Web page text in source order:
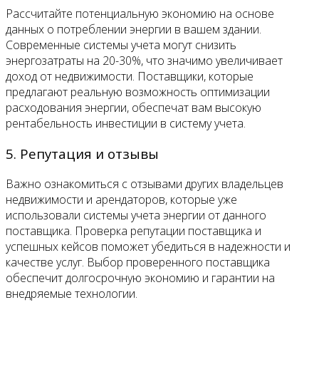
Рассчитайте потенциальную экономию на основе
данных о потреблении энергии в вашем здании.
Современные системы учета могут снизить
энергозатраты на 20-30%, что значимо увеличивает
доход от недвижимости. Поставщики, которые
предлагают реальную возможность оптимизации
расходования энергии, обеспечат вам высокую
рентабельность инвестиции в систему учета.
5. Репутация и отзывы
Важно ознакомиться с отзывами других владельцев
недвижимости и арендаторов, которые уже
использовали системы учета энергии от данного
поставщика. Проверка репутации поставщика и
успешных кейсов поможет убедиться в надежности и
качестве услуг. Выбор проверенного поставщика
обеспечит долгосрочную экономию и гарантии на
внедряемые технологии.